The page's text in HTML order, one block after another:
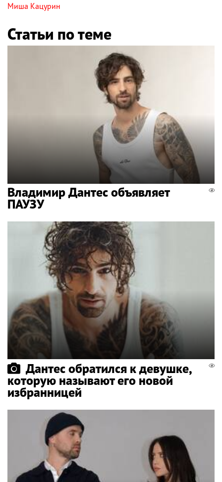
Миша Кацурин
Статьи по теме
Владимир Дантес объявляет
ПАУЗУ
Дантес обратился к девушке,
которую называют его новой
избранницей